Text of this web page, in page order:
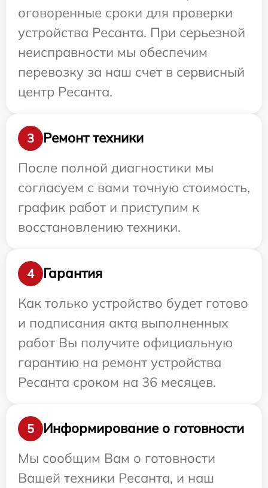
оговоренные сроки для проверки
устройства Ресанта. При серьезной
неисправности мы обеспечим
перевозку за наш счет в сервисный
центр Ресанта.
3
Ремонт техники
После полной диагностики мы
согласуем с вами точную стоимость,
график работ и приступим к
восстановлению техники.
4
Гарантия
Как только устройство будет готово
и подписания акта выполненных
работ Вы получите официальную
гарантию на ремонт устройства
Ресанта сроком на 36 месяцев.
5
Информирование о готовности
Мы сообщим Вам о готовности
Вашей техники Ресанта, и наш